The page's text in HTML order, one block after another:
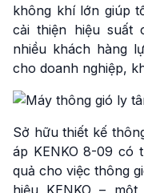
không khí lớn giúp
cải thiện hiệu suất
nhiều khách hàng
cho doanh nghiệp,
Sở hữu thiết kế
áp KENKO 8-09 có
quả cho việc thông
hiệu KENKO –